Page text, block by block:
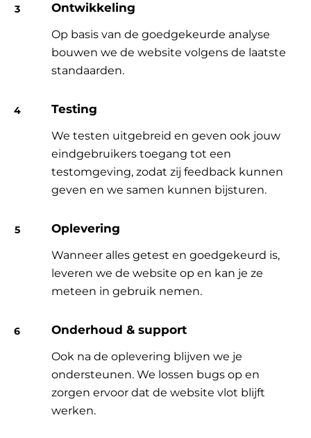
Ontwikkeling
Op basis van de goedgekeurde analyse
bouwen we de website volgens de laatste
standaarden.
Testing
We testen uitgebreid en geven ook jouw
eindgebruikers toegang tot een
testomgeving, zodat zij feedback kunnen
geven en we samen kunnen bijsturen.
Oplevering
Wanneer alles getest en goedgekeurd is,
leveren we de website op en kan je ze
meteen in gebruik nemen.
Onderhoud & support
Ook na de oplevering blijven we je
ondersteunen. We lossen bugs op en
zorgen ervoor dat de website vlot blijft
werken.